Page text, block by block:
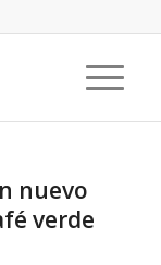
nuevo
verde